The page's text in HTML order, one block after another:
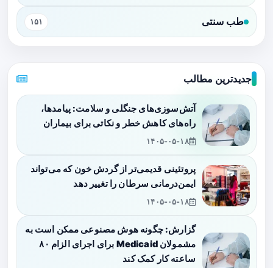
طب سنتی ۱۵۱
جدیدترین مطالب
آتش‌سوزی‌های جنگلی و سلامت: پیامدها،
راه‌های کاهش خطر و نکاتی برای بیماران
۱۴۰۵-۰۵-۱۸
پروتئینی قدیمی‌تر از گردش خون که می‌تواند
ایمن‌درمانی سرطان را تغییر دهد
۱۴۰۵-۰۵-۱۸
گزارش: چگونه هوش مصنوعی ممکن است به
مشمولان Medicaid برای اجرای الزام ۸۰
ساعته کار کمک کند